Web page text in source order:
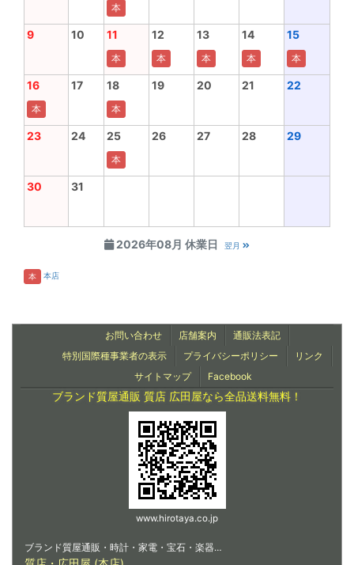
2026年08月 休業日 翌月
本
9 10 11
本
12
本
13
本
14
本
15
本
16
本
17 18
本
19 20 21 22
23 24 25
本
26 27 28 29
30 31
本 本店
お問い合わせ 店舗案内
通販法表記
特別国際種事業者の表示
プライバシーポリシー
リンク
サイトマップ
Facebook
ブランド質屋通販 質店 広田屋なら全品送料無料！
www.hirotaya.co.jp
ブランド質屋通販・時計・家電・宝石・楽器…